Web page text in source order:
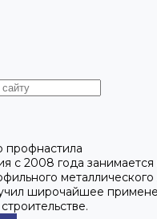
профнастила
с 2008 года занимается
металлического
широчайшее